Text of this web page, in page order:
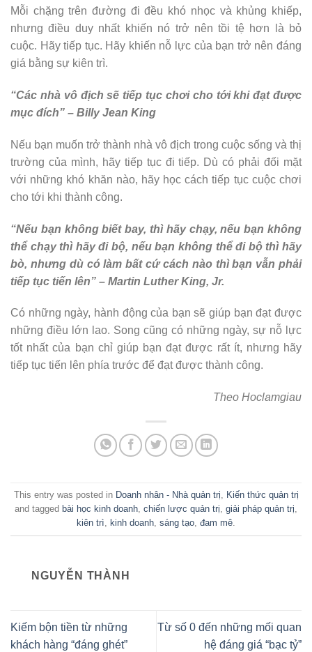
Mỗi chặng trên đường đi đều khó nhọc và khủng khiếp,
nhưng điều duy nhất khiến nó trở nên tồi tệ hơn là bỏ
cuộc. Hãy tiếp tục. Hãy khiến nỗ lực của bạn trở nên đáng
giá bằng sự kiên trì.
“Các nhà vô địch sẽ tiếp tục chơi cho tới khi đạt được
mục đích” – Billy Jean King
Nếu bạn muốn trở thành nhà vô địch trong cuộc sống và thị
trường của mình, hãy tiếp tục đi tiếp. Dù có phải đối mặt
với những khó khăn nào, hãy học cách tiếp tục cuộc chơi
cho tới khi thành công.
“Nếu bạn không biết bay, thì hãy chạy, nếu bạn không
thể chạy thì hãy đi bộ, nếu bạn không thể đi bộ thì hãy
bò, nhưng dù có làm bất cứ cách nào thì bạn vẫn phải
tiếp tục tiến lên” – Martin Luther King, Jr.
Có những ngày, hành động của bạn sẽ giúp bạn đạt được
những điều lớn lao. Song cũng có những ngày, sự nỗ lực
tốt nhất của bạn chỉ giúp bạn đạt được rất ít, nhưng hãy
tiếp tục tiến lên phía trước để đạt được thành công.
Theo Hoclamgiau
This entry was posted in Doanh nhân - Nhà quản trị
Kiến thức quản trị
and tagged bài học kinh doanh chiến lược quản trị giải pháp quản trị
kiên trì kinh doanh sáng tạo đam mê
NGUYỄN THÀNH
Kiếm bộn tiền từ những
khách hàng “đáng ghét”
Từ số 0 đến những mối quan
hệ đáng giá “bạc tỷ”